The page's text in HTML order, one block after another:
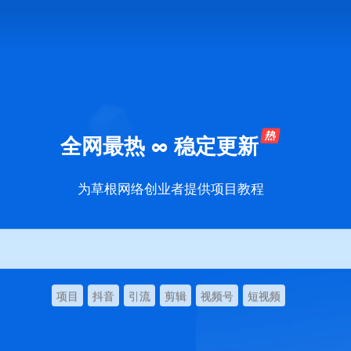
全网最热 ∞ 稳定更新
为草根网络创业者提供项目教程
项目 抖音 引流 剪辑 视频号 短视频